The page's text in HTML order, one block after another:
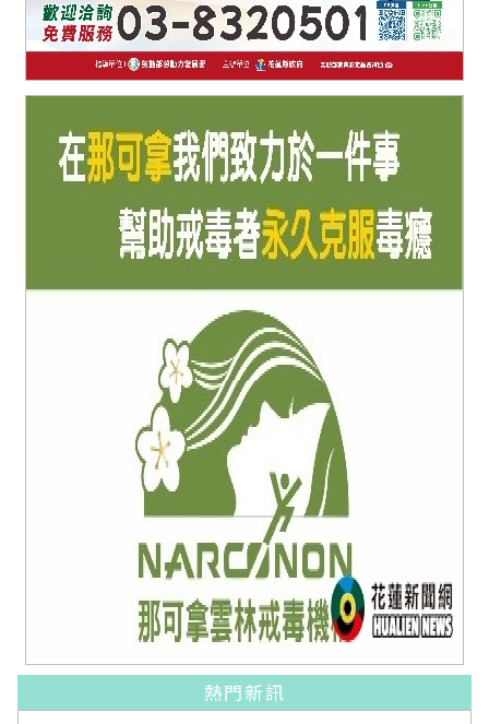
熱門新訊